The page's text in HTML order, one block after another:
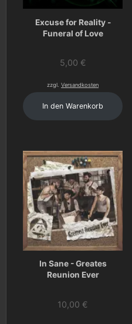
Excuse for Reality -
Funeral of Love
5,00 €
zzgl.Versandkosten
In den Warenkorb
In Sane - Greates
Reunion Ever
10,00 €